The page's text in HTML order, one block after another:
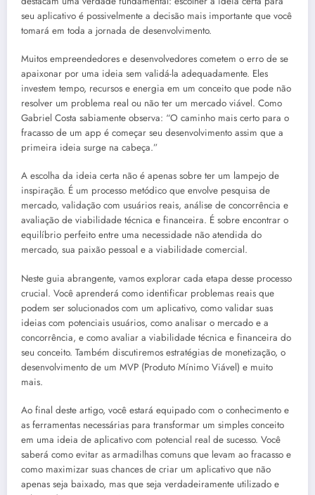
seu aplicativo é possivelmente a decisão mais importante que você
tomará em toda a jornada de desenvolvimento.
Muitos empreendedores e desenvolvedores cometem o erro de se
apaixonar por uma ideia sem validá-la adequadamente. Eles
investem tempo, recursos e energia em um conceito que pode não
resolver um problema real ou não ter um mercado viável. Como
Gabriel Costa sabiamente observa: “O caminho mais certo para o
fracasso de um app é começar seu desenvolvimento assim que a
primeira ideia surge na cabeça.”
A escolha da ideia certa não é apenas sobre ter um lampejo de
inspiração. É um processo metódico que envolve pesquisa de
mercado, validação com usuários reais, análise de concorrência e
avaliação de viabilidade técnica e financeira. É sobre encontrar o
equilíbrio perfeito entre uma necessidade não atendida do
mercado, sua paixão pessoal e a viabilidade comercial.
Neste guia abrangente, vamos explorar cada etapa desse processo
crucial. Você aprenderá como identificar problemas reais que
podem ser solucionados com um aplicativo, como validar suas
ideias com potenciais usuários, como analisar o mercado e a
concorrência, e como avaliar a viabilidade técnica e financeira do
seu conceito. Também discutiremos estratégias de monetização, o
desenvolvimento de um MVP (Produto Mínimo Viável) e muito
mais.
Ao final deste artigo, você estará equipado com o conhecimento e
as ferramentas necessárias para transformar um simples conceito
em uma ideia de aplicativo com potencial real de sucesso. Você
saberá como evitar as armadilhas comuns que levam ao fracasso e
como maximizar suas chances de criar um aplicativo que não
apenas seja baixado, mas que seja verdadeiramente utilizado e